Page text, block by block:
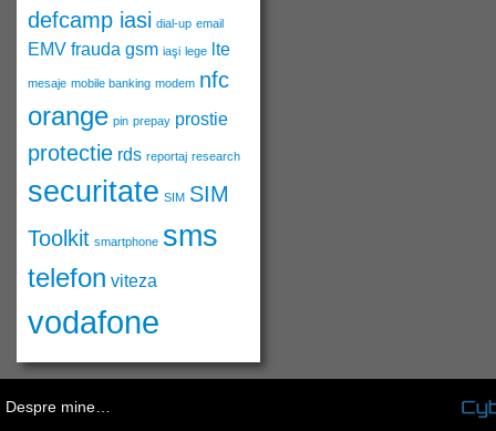
defcamp iasi dial-up email
EMV frauda gsm iaşi lege lte
mesaje mobile banking modem nfc
orange pin prepay prostie
protectie rds reportaj research
securitate SIM SIM
Toolkit smartphone sms
telefon viteza
vodafone
Despre mine…